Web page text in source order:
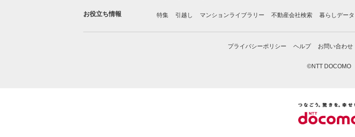
お役立ち情報 特集 引越し マンションライブラリー 不動産会社検索 暮らしデータ
プライバシーポリシー ヘルプ お問い合わせ
©NTT DOCOMO